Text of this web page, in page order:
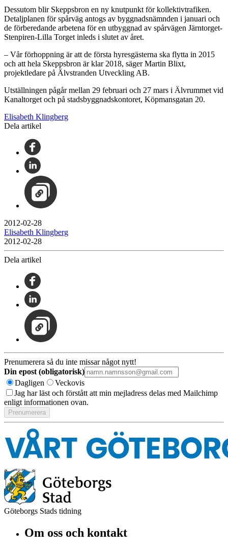
Dessutom blir Skeppsbron en ny knutpunkt för kollektivtrafiken.
Detaljplanen för spårväg antogs av byggnadsnämnden i januari och
de förberedande arbetena för en utbyggnad av spårvägen Järntorget-
Stenpiren-Lilla Torget inleds i slutet av året.
– Vår förhoppning är att de första hyresgästerna ska flytta in 2015
och att hela Skeppsbron är klar 2018, säger Martin Blixt,
projektledare på Älvstranden Utveckling AB.
Utställningen pågår mellan 29 februari och 27 mars i Älvrummet vid
Kanaltorget och på stadsbyggnadskontoret, Köpmansgatan 20.
Elisabeth Klingberg
Dela artikel
2012-02-28
Elisabeth Klingberg
2012-02-28
Dela artikel
Prenumerera så du inte missar något nytt!
Din epost (obligatorisk)
Dagligen
Veckovis
Jag har läst och förstått att min mejladress delas med Mailchimp
enligt informationen ovan.
Göteborgs Stads tidning
Om oss och kontakt